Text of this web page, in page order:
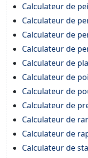
Calculateur de
Calculateur de
Calculateur de
Calculateur de
Calculateur de
Calculateur de
Calculateur de
Calculateur de
Calculateur de
Calculateur de
Calculateur de